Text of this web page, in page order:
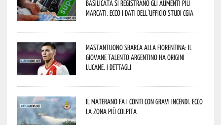
Basilicata si registrano gli aumenti più
marcati. Ecco i dati dell’Ufficio studi CGIA
Mastantuono sbarca alla Fiorentina: il
giovane talento argentino ha origini
lucane. I dettagli
Il materano fa i conti con gravi incendi. Ecco
la zona più colpita